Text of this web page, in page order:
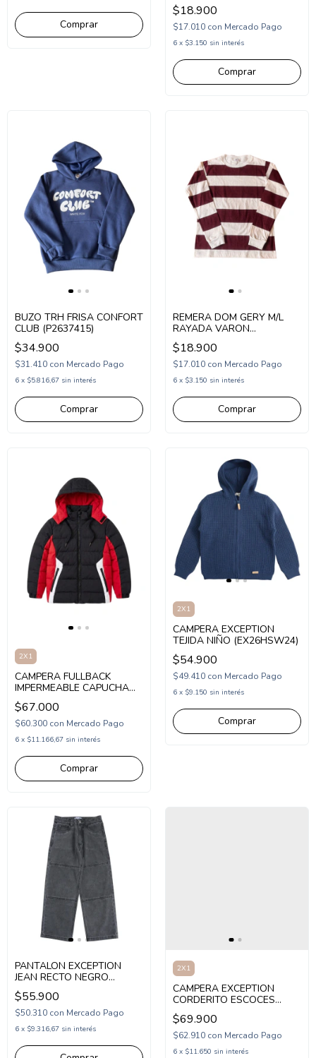
Comprar
$18.900
$17.010 con Mercado Pago
6 x $3.150 sin interés
Comprar
BUZO TRH FRISA CONFORT
CLUB (P2637415)
$34.900
$31.410 con Mercado Pago
6 x $5.816,67 sin interés
Comprar
REMERA DOM GERY M/L
RAYADA VARON
(DG267424)
$18.900
$17.010 con Mercado Pago
6 x $3.150 sin interés
Comprar
2X1
CAMPERA FULLBACK
IMPERMEABLE CAPUCHA
COMBINADA NENE
(FB26B005)
$67.000
$60.300 con Mercado Pago
6 x $11.166,67 sin interés
Comprar
2X1
CAMPERA EXCEPTION
TEJIDA NIÑO (EX26HSW24)
$54.900
$49.410 con Mercado Pago
6 x $9.150 sin interés
Comprar
PANTALON EXCEPTION
JEAN RECTO NEGRO
(EX26HP63)
$55.900
$50.310 con Mercado Pago
6 x $9.316,67 sin interés
2X1
CAMPERA EXCEPTION
CORDERITO ESCOCES
(EX26HJK04)
$69.900
$62.910 con Mercado Pago
6 x $11.650 sin interés